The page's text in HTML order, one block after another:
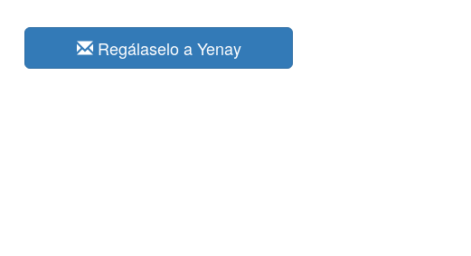
Regálaselo a Yenay